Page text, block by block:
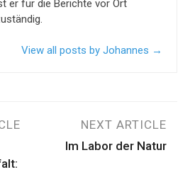
er für die Berichte vor Ort
View all posts by Johannes →
NEXT ARTICLE
Im Labor der Natur